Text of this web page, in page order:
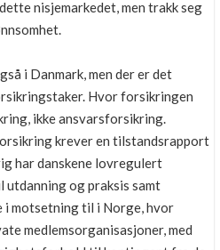
nisjemarkedet, men trakk seg
i Danmark, men der er det
Hvor forsikringen
ikke ansvarsforsikring.
krever en tilstandsrapport
har danskene lovregulert
utdanning og praksis samt
motsetning til i Norge, hvor
medlemsorganisasjoner, med